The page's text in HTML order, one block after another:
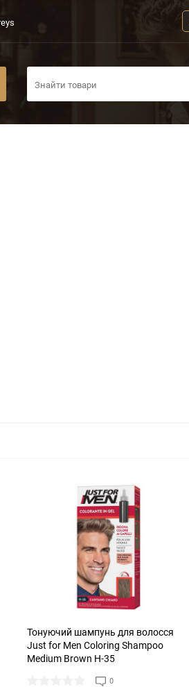
Тонуючий шампунь для волосся
Just for Men Coloring Shampoo
Medium Brown H-35
0